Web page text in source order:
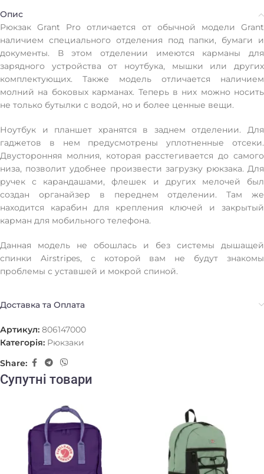
Опис
Рюкзак Grant Pro отличается от обычной модели Grant
наличием специального отделения под папки, бумаги и
документы. В этом отделении имеются карманы для
зарядного устройства от ноутбука, мышки или других
комплектующих. Также модель отличается наличием
молний на боковых карманах. Теперь в них можно носить
не только бутылки с водой, но и более ценные вещи.
Ноутбук и планшет хранятся в заднем отделении. Для
гаджетов в нем предусмотрены уплотненные отсеки.
Двусторонняя молния, которая расстегивается до самого
низа, позволит удобнее произвести загрузку рюкзака. Для
ручек с карандашами, флешек и других мелочей был
создан органайзер в переднем отделении. Там же
находится карабин для крепления ключей и закрытый
карман для мобильного телефона.
Данная модель не обошлась и без системы дышащей
спинки Airstripes, с которой вам не будут знакомы
проблемы с уставшей и мокрой спиной.
Доставка та Оплата
Артикул: 806147000
Категорія: Рюкзаки
Share:
Супутні товари